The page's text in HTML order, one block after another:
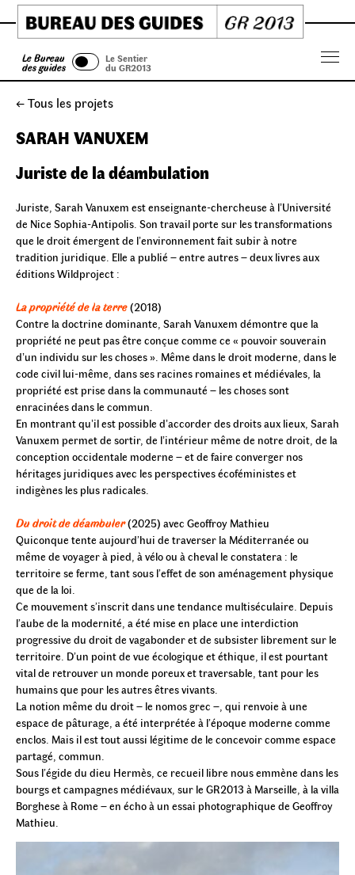
Skip
to
content
Le Bureau
des guides
Le Sentier
du GR2013
← Tous les projets
SARAH VANUXEM
Juriste de la déambulation
Juriste, Sarah Vanuxem est enseignante-chercheuse à lʼUniversité
de Nice Sophia-Antipolis. Son travail porte sur les transformations
que le droit émergent de lʼenvironnement fait subir à notre
tradition juridique. Elle a publié – entre autres – deux livres aux
éditions Wildproject :
La propriété de la terre(2018)
Contre la doctrine dominante, Sarah Vanuxem démontre que la
propriété ne peut pas être conçue comme ce « pouvoir souverain
dʼun individu sur les choses ». Même dans le droit moderne, dans le
code civil lui-même, dans ses racines romaines et médiévales, la
propriété est prise dans la communauté – les choses sont
enracinées dans le commun.
En montrant quʼil est possible dʼaccorder des droits aux lieux, Sarah
Vanuxem permet de sortir, de lʼintérieur même de notre droit, de la
conception occidentale moderne – et de faire converger nos
héritages juridiques avec les perspectives écoféministes et
indigènes les plus radicales.
Du droit de déambuler(2025) avec Geoffroy Mathieu
Quiconque tente aujourd’hui de traverser la Méditerranée ou
même de voyager à pied, à vélo ou à cheval le constatera : le
territoire se ferme, tant sous l’effet de son aménagement physique
que de la loi.
Ce mouvement s’inscrit dans une tendance multiséculaire. Depuis
l’aube de la modernité, a été mise en place une interdiction
progressive du droit de vagabonder et de subsister librement sur le
territoire. D’un point de vue écologique et éthique, il est pourtant
vital de retrouver un monde poreux et traversable, tant pour les
humains que pour les autres êtres vivants.
La notion même du droit – le nomos grec –, qui renvoie à une
espace de pâturage, a été interprétée à l’époque moderne comme
enclos. Mais il est tout aussi légitime de le concevoir comme espace
partagé, commun.
Sous l’égide du dieu Hermès, ce recueil libre nous emmène dans les
bourgs et campagnes médiévaux, sur le GR2013 à Marseille, à la villa
Borghese à Rome – en écho à un essai photographique de Geoffroy
Mathieu.